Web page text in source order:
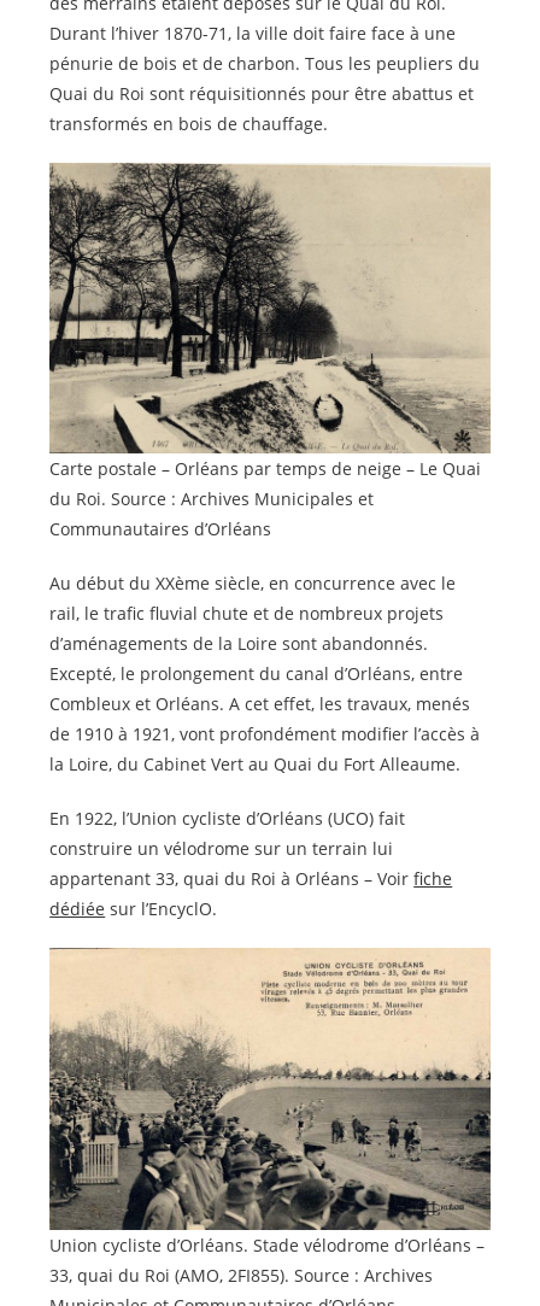
Durant l’hiver 1870-71, la ville doit faire face à une
pénurie de bois et de charbon. Tous les peupliers du
Quai du Roi sont réquisitionnés pour être abattus et
transformés en bois de chauffage.
Carte postale – Orléans par temps de neige – Le Quai
du Roi. Source : Archives Municipales et
Communautaires d’Orléans
Au début du XXème siècle, en concurrence avec le
rail, le trafic fluvial chute et de nombreux projets
d’aménagements de la Loire sont abandonnés.
Excepté, le prolongement du canal d’Orléans, entre
Combleux et Orléans. A cet effet, les travaux, menés
de 1910 à 1921, vont profondément modifier l’accès à
la Loire, du Cabinet Vert au Quai du Fort Alleaume.
En 1922, l’Union cycliste d’Orléans (UCO) fait
construire un vélodrome sur un terrain lui
appartenant 33, quai du Roi à Orléans – Voirfiche
dédiée sur l’EncyclO.
Union cycliste d’Orléans. Stade vélodrome d’Orléans –
33, quai du Roi (AMO, 2FI855). Source : Archives